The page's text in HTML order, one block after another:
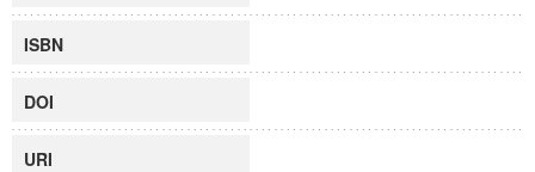
ISBN
DOI
URI